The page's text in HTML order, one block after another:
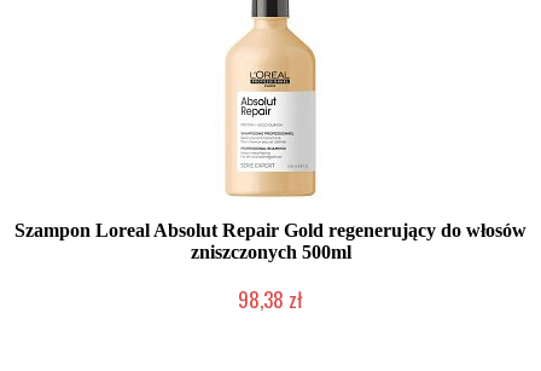
Szampon Loreal Absolut Repair Gold regenerujący do włosów
zniszczonych 500ml
98,38 zł